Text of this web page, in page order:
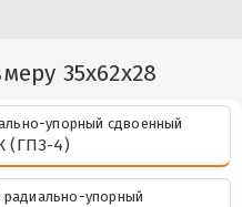
35x62x28
упорный сдвоенный
(ГПЗ-4)
упорный